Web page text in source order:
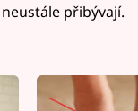
přibývají.